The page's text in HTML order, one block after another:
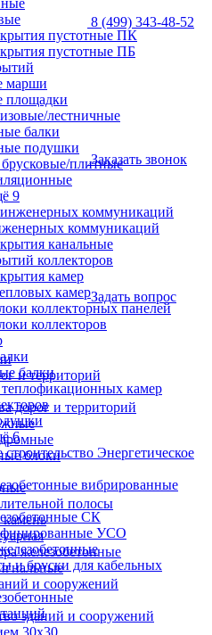
пустотные ПК
пустотные ПБ
марши
площадки
лестничные
балки
подушки
плитные
9
коммуникаций
канальные
коллекторов
камер
камер
коллекторных панелей
коллекторов
балки
камер
6
Энергетическое
вибрированные
СК
УСО
и бруски для кабельных
8 (499) 343-48-52
Заказать звонок
Задать вопрос
и территорий
дорог и территорий
блоки
полосы
железобетонные
и сооружений
зданий и сооружений
30х30